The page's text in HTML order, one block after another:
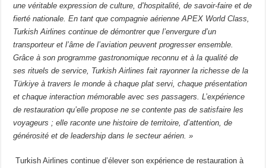
une véritable expression de culture, d’hospitalité, de savoir-faire et de
fierté nationale. En tant que compagnie aérienne APEX World Class,
Turkish Airlines continue de démontrer que l’envergure d’un
transporteur et l’âme de l’aviation peuvent progresser ensemble.
Grâce à son programme gastronomique reconnu et à la qualité de
ses rituels de service, Turkish Airlines fait rayonner la richesse de la
Türkiye à travers le monde à chaque plat servi, chaque présentation
et chaque interaction mémorable avec ses passagers.
L’expérience
de restauration qu’elle propose ne se contente pas de satisfaire les
voyageurs ; elle raconte une histoire de territoire, d’attention, de
générosité et de leadership dans le secteur aérien. »
Turkish Airlines continue d’élever son expérience de restauration à